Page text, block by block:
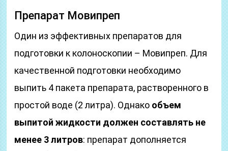
Препарат Мовипреп
Один из эффективных препаратов для
подготовки к колоноскопии – Мовипреп. Для
качественной подготовки необходимо
выпить 4 пакета препарата, растворенного в
простой воде (2 литра). Однако объем
выпитой жидкости должен составлять не
менее 3 литров: препарат дополняется